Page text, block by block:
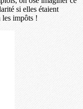
si elles étaient
les impôts !